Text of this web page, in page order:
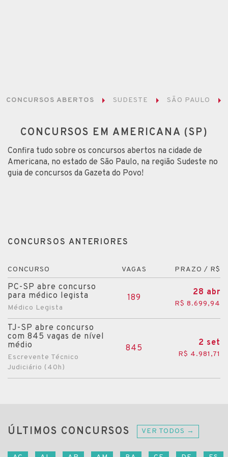
CONCURSOS ABERTOS SUDESTE SÃO PAULO
CONCURSOS EM AMERICANA (SP)
Confira tudo sobre os concursos abertos na cidade de
Americana, no estado de São Paulo, na região Sudeste no
guia de concursos da Gazeta do Povo!
CONCURSOS ANTERIORES
CONCURSO VAGAS PRAZO / R$
PC-SP abre concurso
para médico legista
Médico Legista
189
28 abr
R$ 8.699,94
TJ-SP abre concurso
com 845 vagas de nível
médio
Escrevente Técnico
Judiciário (40h)
845
2 set
R$ 4.981,71
ÚLTIMOS CONCURSOS VER TODOS →